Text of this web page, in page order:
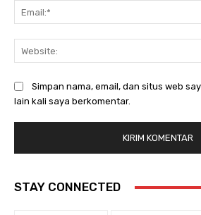
Simpan nama, email, dan situs web
lain kali saya berkomentar.
STAY CONNECTED